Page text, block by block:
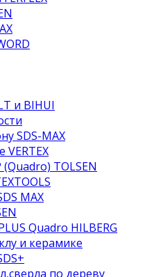
и BIHUI
SDS-MAX
(Quadro) TOLSEN
MAX
Quadro HILBERG
и керамике
по дереву